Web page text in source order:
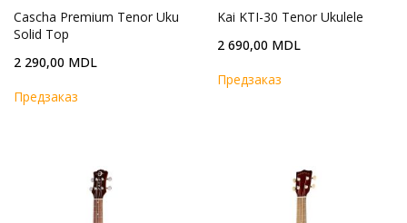
Cascha Premium Tenor Uku
Solid Top
2 290,00 MDL
Предзаказ
Kai KTI-30 Tenor Ukulele
2 690,00 MDL
Предзаказ